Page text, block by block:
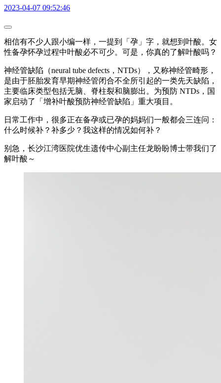
2023-04-07 09:52:46
相信有不少人跟小编一样，一提到「孕」字，就想到叶酸。女
性备孕怀孕过程中叶酸必不可少。可是，你真的了解叶酸吗？
神经管缺陷（neural tube defects，NTDs），又称神经管畸形，
是由于胚胎发育早期神经管闭合不全所引起的一类先天缺陷，
主要临床类型包括无脑、脊柱裂和脑膨出。为预防 NTDs，国
家启动了「增补叶酸预防神经管缺陷」重大项目。
日常工作中，很多正在备孕或已孕的妈妈们一般都会三连问：
什么时候补？补多少？我这样的情况如何补？
别急，长沙江湾医院优生遗传中心副主任龙盼盼博士带我们了
解叶酸～